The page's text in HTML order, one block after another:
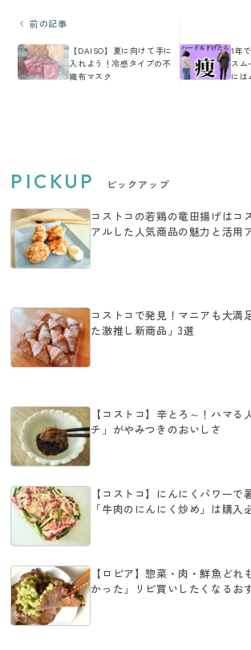
前の記事
【DAISO】夏に向けて手に
入れよう！冷感タイプの不
織布マスク
1年
スム
には
PICKUP ピックアップ
コストコの若鶏の竜田揚げはコ
アルした人気商品の魅力と活用
コストコで発見！マニアも大満
た激推し新商品」3選
【コストコ】辛とろ～！ハマる
チ」がやみつきのおいしさ
【コストコ】にんにくパワーで
「牛肉のにんにく炒め」は購入
【ロピア】惣菜・肉・鮮魚どれ
かった」リピ買いしたくなるお